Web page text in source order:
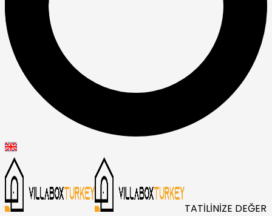
TATİLİNİZE DEĞER